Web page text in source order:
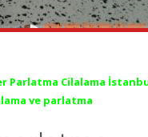
Parlatma Cilalama
ve parlatma